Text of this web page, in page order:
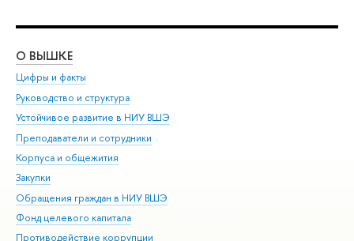
О ВЫШКЕ
Цифры и факты
Руководство и структура
Устойчивое развитие в НИУ ВШЭ
Преподаватели и сотрудники
Корпуса и общежития
Закупки
Обращения граждан в НИУ ВШЭ
Фонд целевого капитала
Противодействие коррупции